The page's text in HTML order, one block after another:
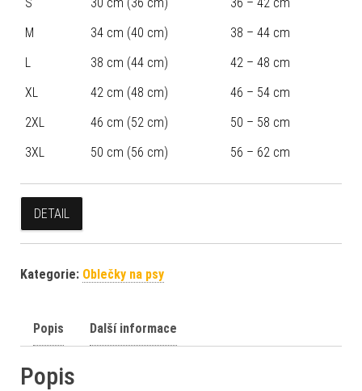
M
34 cm (40 cm)
38 – 44 cm
L
38 cm (44 cm)
42 – 48 cm
XL
42 cm (48 cm)
46 – 54 cm
2XL
46 cm (52 cm)
50 – 58 cm
3XL
50 cm (56 cm) 56 – 62 cm
DETAIL
Kategorie: Oblečky na psy
Popis Další informace
Popis